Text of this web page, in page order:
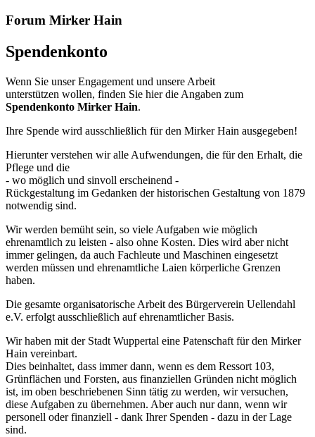
Forum Mirker Hain
Spendenkonto
Wenn Sie unser Engagement und unsere Arbeit
unterstützen wollen, finden Sie hier die Angaben zum
Spendenkonto Mirker Hain.
Ihre Spende wird ausschließlich für den Mirker Hain ausgegeben!
Hierunter verstehen wir alle Aufwendungen, die für den Erhalt, die
Pflege und die
- wo möglich und sinvoll erscheinend -
Rückgestaltung im Gedanken der historischen Gestaltung von 1879
notwendig sind.
Wir werden bemüht sein, so viele Aufgaben wie möglich
ehrenamtlich zu leisten - also ohne Kosten. Dies wird aber nicht
immer gelingen, da auch Fachleute und Maschinen eingesetzt
werden müssen und ehrenamtliche Laien körperliche Grenzen
haben.
Die gesamte organisatorische Arbeit des Bürgerverein Uellendahl
e.V. erfolgt ausschließlich auf ehrenamtlicher Basis.
Wir haben mit der Stadt Wuppertal eine Patenschaft für den Mirker
Hain vereinbart.
Dies beinhaltet, dass immer dann, wenn es dem Ressort 103,
Grünflächen und Forsten, aus finanziellen Gründen nicht möglich
ist, im oben beschriebenen Sinn tätig zu werden, wir versuchen,
diese Aufgaben zu übernehmen. Aber auch nur dann, wenn wir
personell oder finanziell - dank Ihrer Spenden - dazu in der Lage
sind.